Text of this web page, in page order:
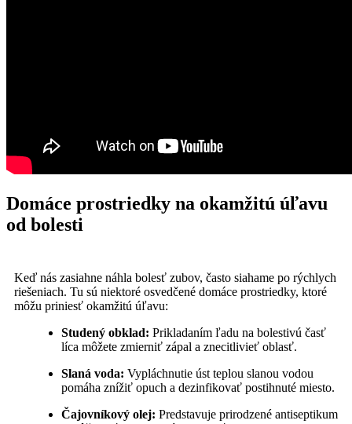
Domáce⁢ prostriedky na okamžitú úľavu
od bolesti
Keď nás zasiahne náhla bolesť zubov, často siahame po rýchlych
riešeniach. Tu sú niektoré osvedčené domáce prostriedky, ktoré
môžu priniesť okamžitú úľavu:
Studený obklad: ⁣Prikladaním ľadu na bolestivú časť
líca môžete ​zmierniť zápal a znecitlivieť oblasť.
Slaná voda: Vypláchnutie úst teplou slanou vodou
pomáha znížiť opuch a dezinfikovať postihnuté miesto.
Čajovníkový olej: Predstavuje prirodzené antiseptikum⁢